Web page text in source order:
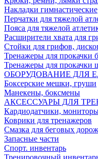
Накладки гимнастические
Перчатки для тяжелой
Пояса для тяжелой
Расширители хвата для
Стойки для грифов,
Тренажеры для прокачки
Тренажеры для прокачки
ОБОРУДОВАНИЕ ДЛЯ
Боксерские мешки, груши
Манекены, боксмены
АКСЕССУАРЫ ДЛЯ
Кардиодатчики,
Коврики для тренажеров
Смазка для беговых
Запасные части
Спорт. инвентарь
Тренировочный